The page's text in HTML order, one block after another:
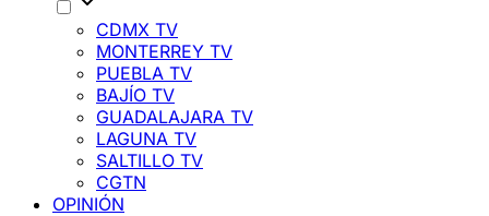
CDMX TV
MONTERREY TV
PUEBLA TV
BAJÍO TV
GUADALAJARA TV
LAGUNA TV
SALTILLO TV
CGTN
OPINIÓN